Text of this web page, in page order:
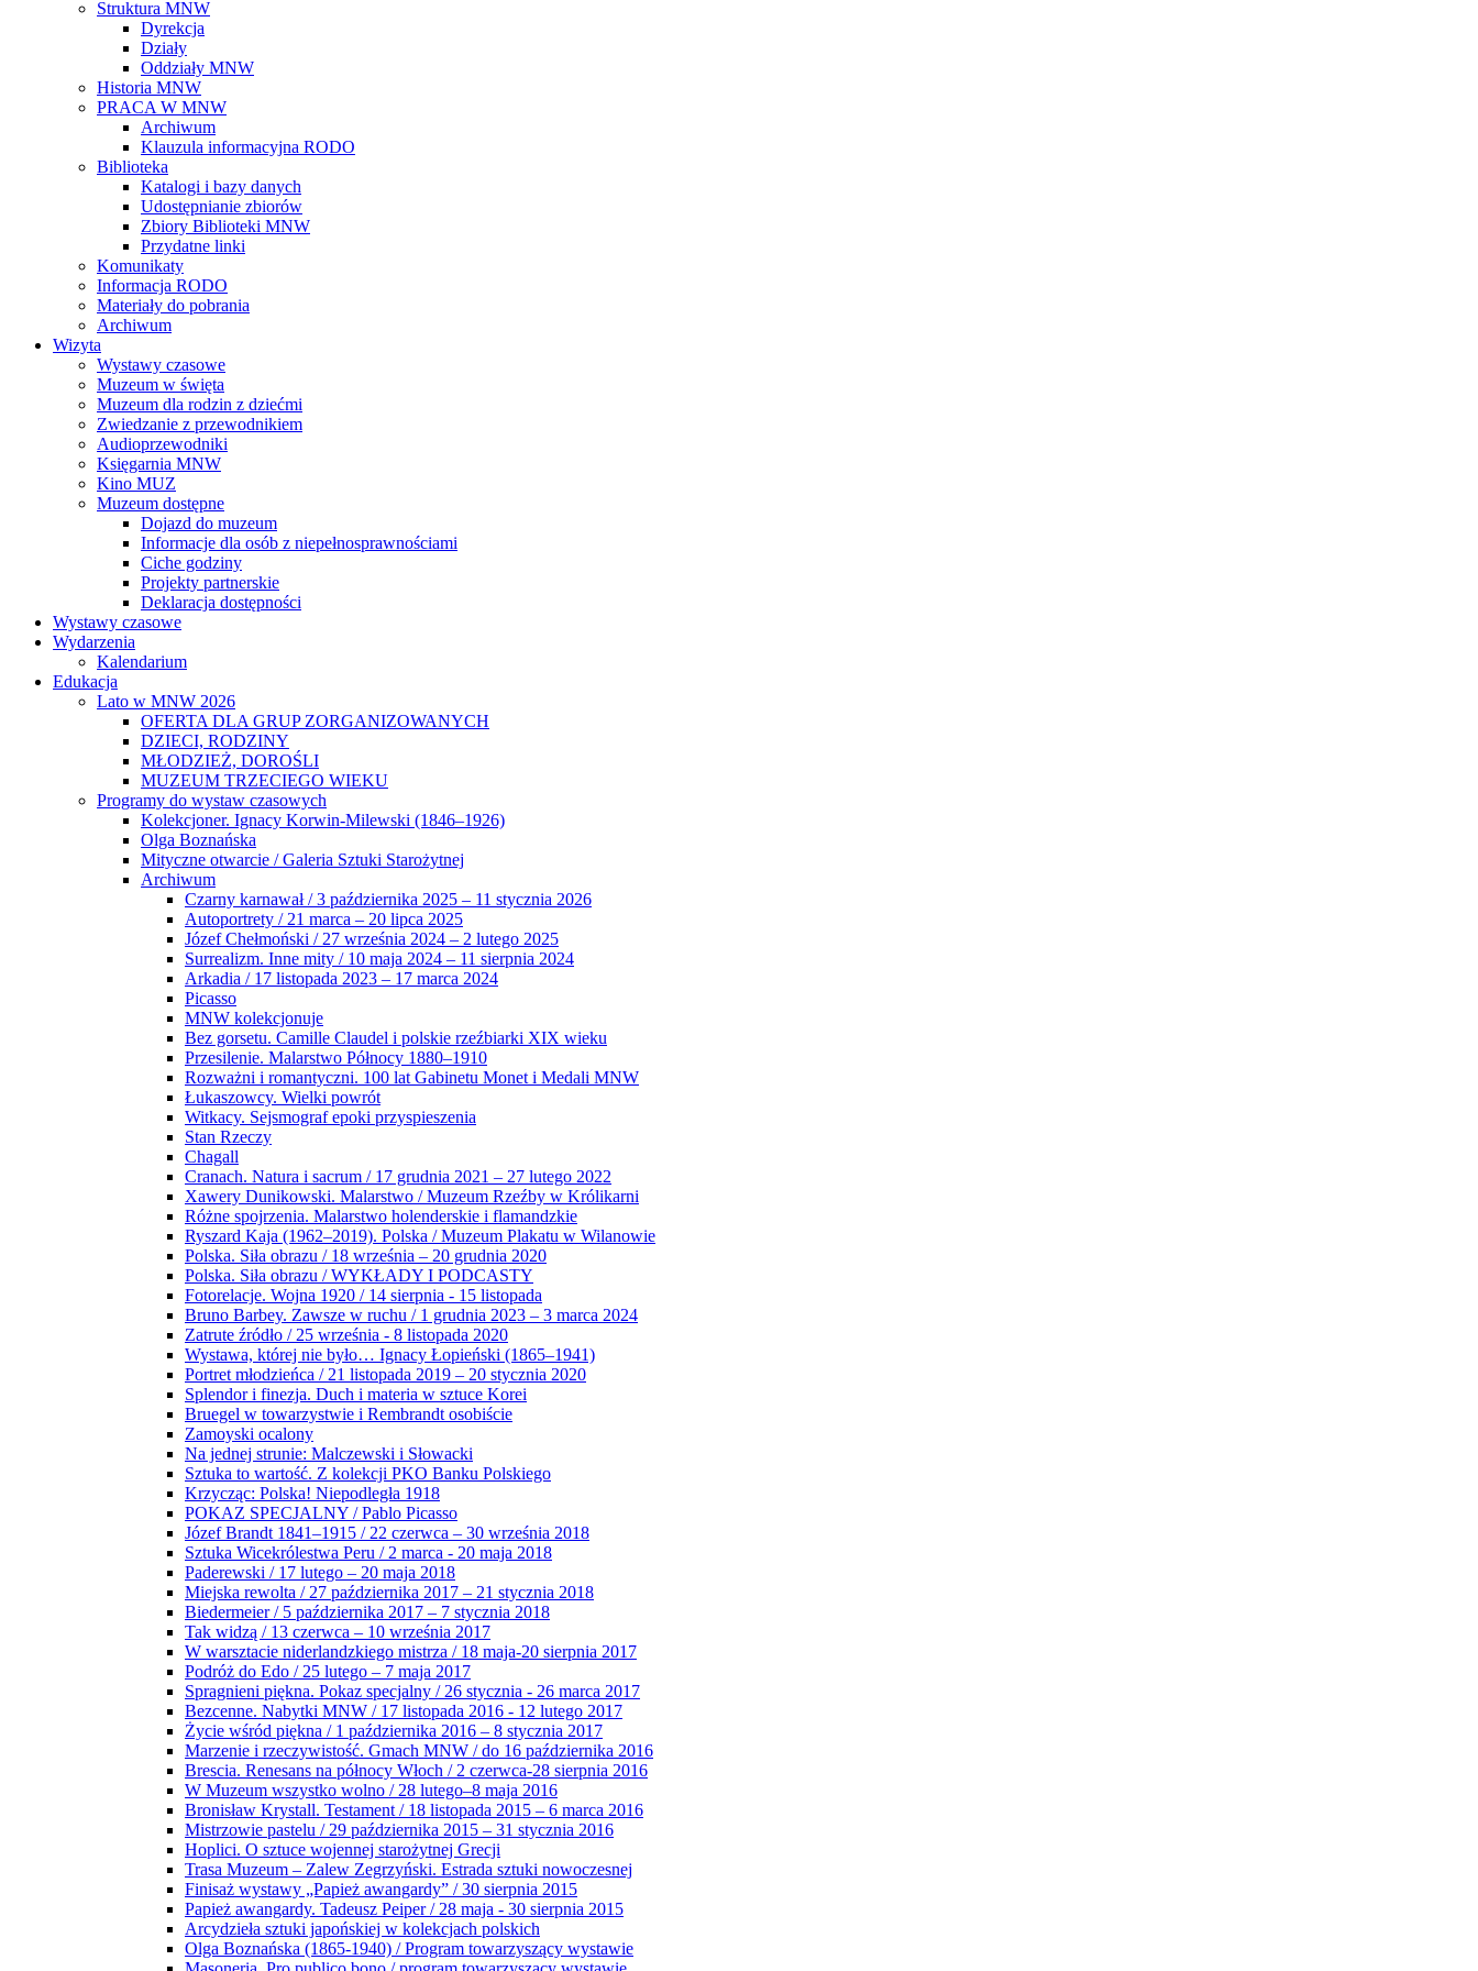
Struktura MNW
Dyrekcja
Działy
Oddziały MNW
Historia MNW
PRACA W MNW
Archiwum
Klauzula informacyjna RODO
Biblioteka
Katalogi i bazy danych
Udostępnianie zbiorów
Zbiory Biblioteki MNW
Przydatne linki
Komunikaty
Informacja RODO
Materiały do pobrania
Archiwum
Wizyta
Wystawy czasowe
Muzeum w święta
Muzeum dla rodzin z dziećmi
Zwiedzanie z przewodnikiem
Audioprzewodniki
Księgarnia MNW
Kino MUZ
Muzeum dostępne
Dojazd do muzeum
Informacje dla osób z niepełnosprawnościami
Ciche godziny
Projekty partnerskie
Deklaracja dostępności
Wystawy czasowe
Wydarzenia
Kalendarium
Edukacja
Lato w MNW 2026
OFERTA DLA GRUP ZORGANIZOWANYCH
DZIECI, RODZINY
MŁODZIEŻ, DOROŚLI
MUZEUM TRZECIEGO WIEKU
Programy do wystaw czasowych
Kolekcjoner. Ignacy Korwin-Milewski (1846–1926)
Olga Boznańska
Mityczne otwarcie / Galeria Sztuki Starożytnej
Archiwum
Czarny karnawał / 3 października 2025 – 11 stycznia 2026
Autoportrety / 21 marca – 20 lipca 2025
Józef Chełmoński / 27 września 2024 – 2 lutego 2025
Surrealizm. Inne mity / 10 maja 2024 – 11 sierpnia 2024
Arkadia / 17 listopada 2023 – 17 marca 2024
Picasso
MNW kolekcjonuje
Bez gorsetu. Camille Claudel i polskie rzeźbiarki XIX wieku
Przesilenie. Malarstwo Północy 1880–1910
Rozważni i romantyczni. 100 lat Gabinetu Monet i Medali MNW
Łukaszowcy. Wielki powrót
Witkacy. Sejsmograf epoki przyspieszenia
Stan Rzeczy
Chagall
Cranach. Natura i sacrum / 17 grudnia 2021 – 27 lutego 2022
Xawery Dunikowski. Malarstwo / Muzeum Rzeźby w Królikarni
Różne spojrzenia. Malarstwo holenderskie i flamandzkie
Ryszard Kaja (1962–2019). Polska / Muzeum Plakatu w Wilanowie
Polska. Siła obrazu / 18 września – 20 grudnia 2020
Polska. Siła obrazu / WYKŁADY I PODCASTY
Fotorelacje. Wojna 1920 / 14 sierpnia - 15 listopada
Bruno Barbey. Zawsze w ruchu / 1 grudnia 2023 – 3 marca 2024
Zatrute źródło / 25 września - 8 listopada 2020
Wystawa, której nie było… Ignacy Łopieński (1865–1941)
Portret młodzieńca / 21 listopada 2019 – 20 stycznia 2020
Splendor i finezja. Duch i materia w sztuce Korei
Bruegel w towarzystwie i Rembrandt osobiście
Zamoyski ocalony
Na jednej strunie: Malczewski i Słowacki
Sztuka to wartość. Z kolekcji PKO Banku Polskiego
Krzycząc: Polska! Niepodległa 1918
POKAZ SPECJALNY / Pablo Picasso
Józef Brandt 1841–1915 / 22 czerwca – 30 września 2018
Sztuka Wicekrólestwa Peru / 2 marca - 20 maja 2018
Paderewski / 17 lutego – 20 maja 2018
Miejska rewolta / 27 października 2017 – 21 stycznia 2018
Biedermeier / 5 października 2017 – 7 stycznia 2018
Tak widzą / 13 czerwca – 10 września 2017
W warsztacie niderlandzkiego mistrza / 18 maja-20 sierpnia 2017
Podróż do Edo / 25 lutego – 7 maja 2017
Spragnieni piękna. Pokaz specjalny / 26 stycznia - 26 marca 2017
Bezcenne. Nabytki MNW / 17 listopada 2016 - 12 lutego 2017
Życie wśród piękna / 1 października 2016 – 8 stycznia 2017
Marzenie i rzeczywistość. Gmach MNW / do 16 października 2016
Brescia. Renesans na północy Włoch / 2 czerwca-28 sierpnia 2016
W Muzeum wszystko wolno / 28 lutego–8 maja 2016
Bronisław Krystall. Testament / 18 listopada 2015 – 6 marca 2016
Mistrzowie pastelu / 29 października 2015 – 31 stycznia 2016
Hoplici. O sztuce wojennej starożytnej Grecji
Trasa Muzeum – Zalew Zegrzyński. Estrada sztuki nowoczesnej
Finisaż wystawy „Papież awangardy” / 30 sierpnia 2015
Papież awangardy. Tadeusz Peiper / 28 maja - 30 sierpnia 2015
Arcydzieła sztuki japońskiej w kolekcjach polskich
Olga Boznańska (1865-1940) / Program towarzyszący wystawie